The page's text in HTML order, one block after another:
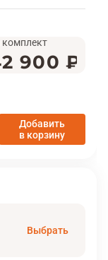
комплект
900 ₽
Добавить
в корзину
Выбрать